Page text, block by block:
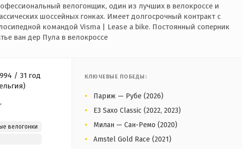
велогонщик, один из лучших в велокроссе и
шоссейных гонках. Имеет долгосрочный контракт с
командой Visma | Lease a bike. Постоянный соперник
ван дер Пула в велокроссе
/ 31 год
велогонки
КЛЮЧЕВЫЕ ПОБЕДЫ:
Париж — Рубе (2026)
E3 Saxo Classic (2022, 2023)
Милан — Сан-Ремо (2020)
Amstel Gold Race (2021)